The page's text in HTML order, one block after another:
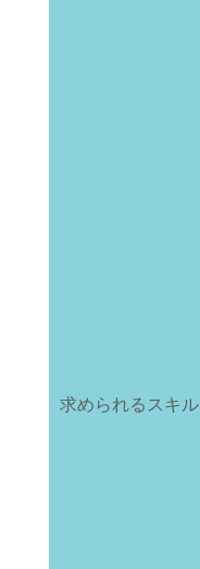
求められるスキル